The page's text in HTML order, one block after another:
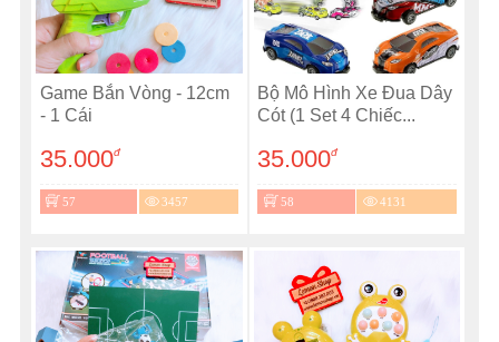
Game Bắn Vòng - 12cm
- 1 Cái
35.000đ
57 3457
Bộ Mô Hình Xe Đua Dây
Cót (1 Set 4 Chiếc...
35.000đ
58 4131